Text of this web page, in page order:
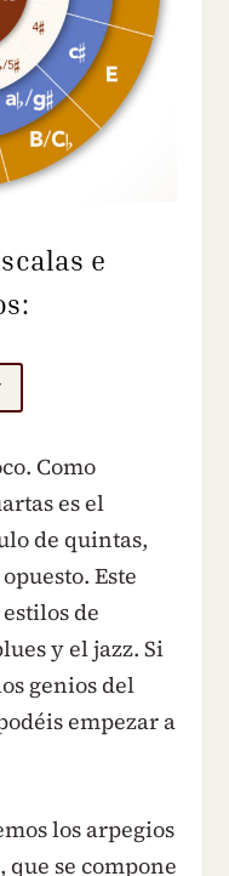
e
Como
es el
de quintas,
Este
de
y el jazz. Si
genios del
empezar a
los arpegios
se compone